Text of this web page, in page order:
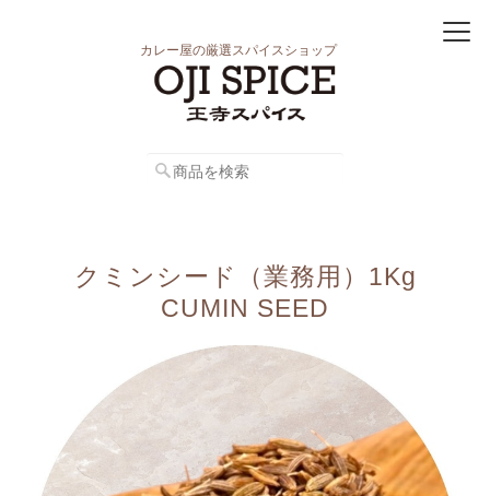
カレー屋の厳選スパイスショップ
クミンシード（業務用）1Kg
CUMIN SEED